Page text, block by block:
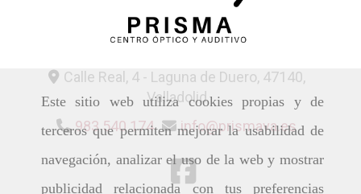
Este sitio web utiliza cookies propias y de
terceros que permiten mejorar la usabilidad de
navegación, analizar el uso de la web y mostrar
publicidad relacionada con tus preferencias
Calle Real, 4 - Laguna de Duero, 47140,
Valladolid
983 540 174
info prismava.es